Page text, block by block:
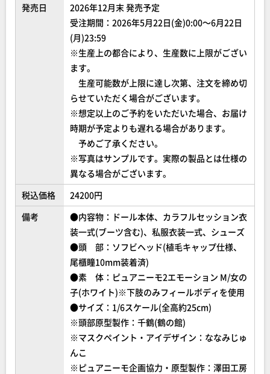
発売日
2026年12月末 発売予定
受注期間：2026年5月22日(金)0:00～6月22日
(月)23:59
※生産上の都合により、生産数に上限がござい
ます。
生産可能数が上限に達し次第、注文を締め切
らせていただく場合がございます。
※想定以上のご予約をいただいた場合、お届け
時期が予定よりも遅れる場合があります。
予めご了承ください。
※写真はサンプルです。実際の製品とは仕様の
異なる場合がございます。
税込価格
24200円
備考
●内容物：ドール本体、カラフルセッション衣
装一式(ブーツ含む)、私服衣装一式、シューズ
●頭 部：ソフビヘッド(植毛キャップ仕様、
尾櫃瞳10mm装着済)
●素 体：ピュアニーモ2エモーション M/女の
子(ホワイト)※下肢のみフィールボディを使用
●サイズ：1/6スケール(全高約25cm)
※頭部原型製作：千鶴(鶴の館)
※マスクペイント・アイデザイン：ななみじゅ
んこ
※ピュアニーモ企画協力・原型製作：澤田工房